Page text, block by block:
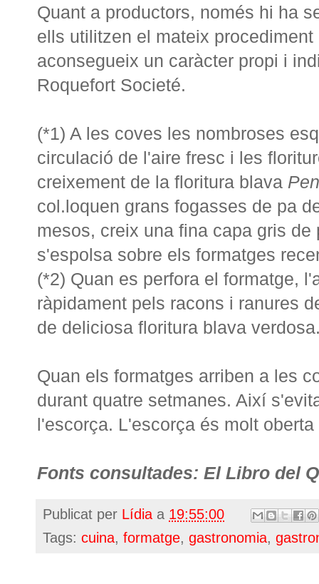
Quant a productors, només hi ha
ells utilitzen el mateix
aconsegueix un caràcter propi i
Roquefort Societé.
(*1) A les coves les nombroses
circulació de l'aire fresc i les
creixement de la floritura blava
col.loquen grans fogasses de pa
mesos, creix una fina capa gris
s'espolsa sobre els formatges
(*2) Quan es perfora el formatge,
ràpidament pels racons i ranures
de deliciosa floritura blava
Quan els formatges arriben a les
durant quatre setmanes. Així
l'escorça. L'escorça és molt
Fonts consultades: El Libro del
Publicat per Lídia a 19:55:00
Tags: cuina, formatge, gastronomia,